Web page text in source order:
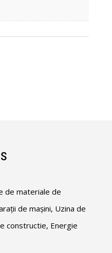
de materiale de
de mașini, Uzina de
constructie, Energie